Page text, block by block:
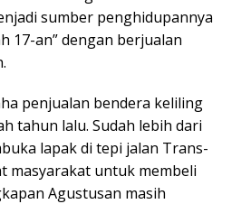
sumber penghidupannya
17-an” dengan berjualan
penjualan bendera keliling
tahun lalu. Sudah lebih dari
lapak di tepi jalan Trans-
masyarakat untuk membeli
Agustusan masih